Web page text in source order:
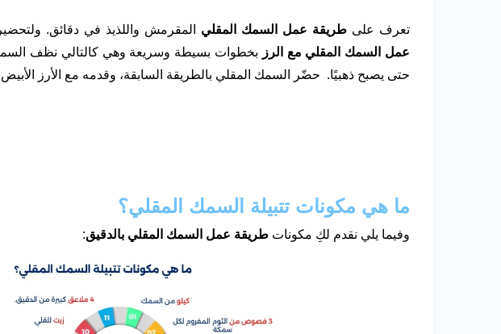
تعرف على طريقة عمل السمك المقلي المقرمش واللذيذ في دقائق.
عمل السمك المقلي مع الرز بخطوات بسيطة وسريعة وهي كالتالي نظف السمك،
حتى يصبح ذهبيًا. حضّر السمك المقلي بالطريقة السابقة، وقدمه مع الأرز
ما هي مكونات تتبيلة السمك المقلي؟
وفيما يلي نقدم لكِ مكونات طريقة عمل السمك المقلي بالدقيق: